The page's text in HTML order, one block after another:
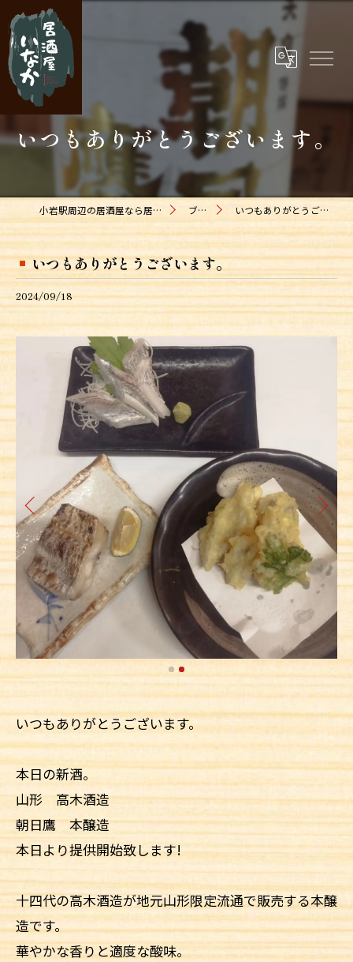
いつもありがとうございます。
小岩駅周辺の居酒屋なら居酒屋いなか ブログ いつもありがとうございます。
いつもありがとうございます。
2024/09/18
いつもありがとうございます。
本日の新酒。
山形 高木酒造
朝日鷹 本醸造
本日より提供開始致します!
十四代の高木酒造が地元山形限定流通で販売する本醸
造です。
華やかな香りと適度な酸味。